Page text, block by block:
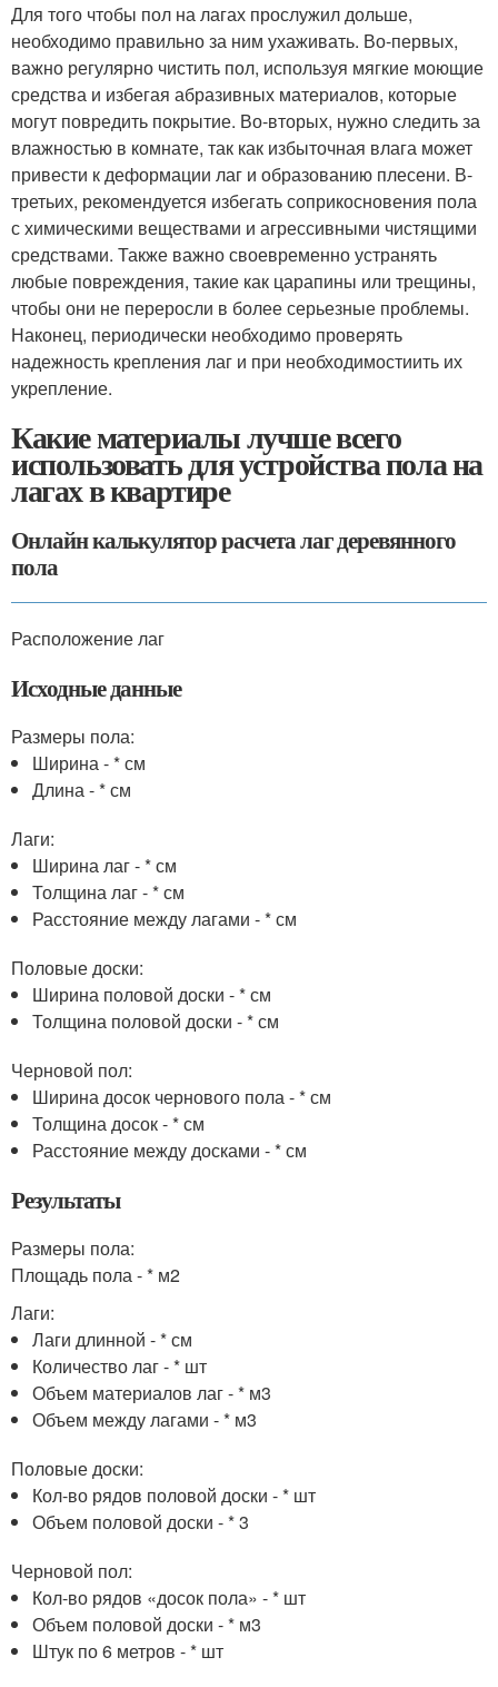
Для того чтобы пол на лагах прослужил дольше,
необходимо правильно за ним ухаживать. Во-первых,
важно регулярно чистить пол, используя мягкие моющие
средства и избегая абразивных материалов, которые
могут повредить покрытие. Во-вторых, нужно следить за
влажностью в комнате, так как избыточная влага может
привести к деформации лаг и образованию плесени. В-
третьих, рекомендуется избегать соприкосновения пола
с химическими веществами и агрессивными чистящими
средствами. Также важно своевременно устранять
любые повреждения, такие как царапины или трещины,
чтобы они не переросли в более серьезные проблемы.
Наконец, периодически необходимо проверять
надежность крепления лаг и при необходимостиить их
укрепление.
Какие материалы лучше всего
использовать для устройства пола на
лагах в квартире
Онлайн калькулятор расчета лаг деревянного
пола
Расположение лаг
Исходные данные
Размеры пола:
Ширина - * см
Длина - * см
Лаги:
Ширина лаг - * см
Толщина лаг - * см
Расстояние между лагами - * см
Половые доски:
Ширина половой доски - * см
Толщина половой доски - * см
Черновой пол:
Ширина досок чернового пола - * см
Толщина досок - * см
Расстояние между досками - * см
Результаты
Размеры пола:
Площадь пола - * м2
Лаги:
Лаги длинной - * см
Количество лаг - * шт
Объем материалов лаг - * м3
Объем между лагами - * м3
Половые доски:
Кол-во рядов половой доски - * шт
Объем половой доски - *3
Черновой пол:
Кол-во рядов «досок пола» - * шт
Объем половой доски - * м3
Штук по 6 метров - * шт